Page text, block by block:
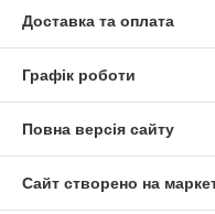
Доставка та оплата
Графік роботи
Повна версія сайту
Сайт створено на